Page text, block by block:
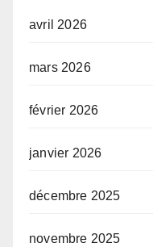
avril 2026
mars 2026
février 2026
janvier 2026
décembre 2025
novembre 2025